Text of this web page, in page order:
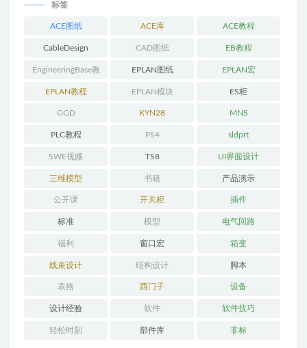
标签
ACE图纸 ACE库 ACE教程
CableDesign CAD图纸 EB教程
EngineeringBase教
程
EPLAN图纸 EPLAN宏
EPLAN教程 EPLAN模块 ES柜
GGD KYN28 MNS
PLC教程 PS4 sldprt
SWE视频 TS8 UI界面设计
三维模型 书籍 产品演示
公开课 开关柜 插件
标准 模型 电气回路
福利 窗口宏 箱变
线束设计 结构设计 脚本
表格 西门子 设备
设计经验 软件 软件技巧
轻松时刻 部件库 非标